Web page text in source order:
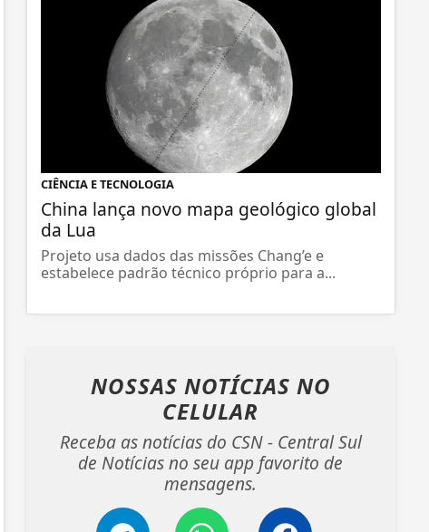
CIÊNCIA E TECNOLOGIA
China lança novo mapa geológico global
da Lua
Projeto usa dados das missões Chang’e e
estabelece padrão técnico próprio para a...
NOSSAS NOTÍCIAS NO
CELULAR
Receba as notícias do CSN - Central Sul
de Notícias no seu app favorito de
mensagens.